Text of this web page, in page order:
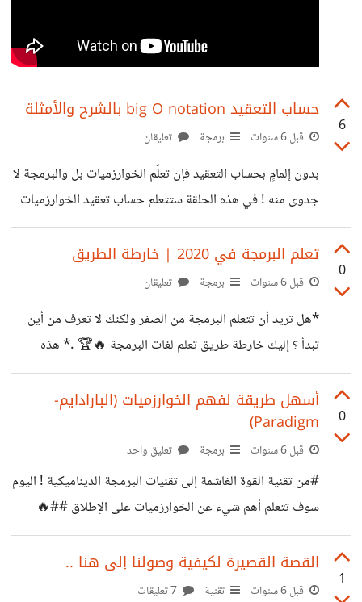
6
حساب التعقيد big O notation بالشرح والأمثلة
قبل 6 سنوات برمجة تعليقان
بدون إلمامٍ بحساب التعقيد فإن تعلّم الخوارزميات بل والبرمجة لا
جدوى منه ! في هذه الحلقة ستتعلم حساب تعقيد الخوارزميات
الذي سيمكنك من معرفة واختيار أفضل الحلول الخوارزمية
لمشكلة معينة ، باستخدام big O notation
https://youtu.be/qDNrVaRLaPA
0
تعلم البرمجة في 2020 | خارطة الطريق
قبل 6 سنوات برمجة تعليقان
*هل تريد أن تتعلم البرمجة من الصفر ولكنك لا تعرف من أين
تبدأ ؟ إليك خارطة طريق تعلم لغات البرمجة 🔥🏆 .* هذه
الحلقة إهداءٌ لكل شخص يفكر في تعلم البرمجة ، ولكل
الأشخاص الذين بدؤوا بشكل خاطيء :
https://www.youtube.com/watch?
v=RLclDOW9gOo
0
أسهل طريقة لفهم الخوارزميات (البارادايم-
Paradigm)
قبل 6 سنوات برمجة تعليق واحد
#من تقنية القوة الغاشمة إلى تقنيات البرمجة الديناميكية ! اليوم
سوف تتعلم أهم شيء عن الخوارزميات على الإطلاق ##🔥
حلقة إستثنائية : https://youtu.be/7jRZSlQCSjc
1
القصة القصيرة لكيفية وصولنا إلى هنا ..
قبل 6 سنوات تقنية